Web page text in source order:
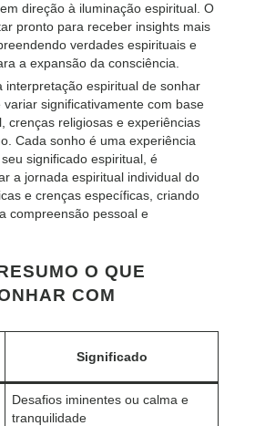
direção à iluminação espiritual. O
pronto para receber insights mais
verdades espirituais e
a expansão da consciência.
interpretação espiritual de sonhar
significativamente com base
crenças religiosas e experiências
Cada sonho é uma experiência
significado espiritual, é
a jornada espiritual individual do
e crenças específicas, criando
compreensão pessoal e
O QUE
COM
Significado
Desafios iminentes ou calma e
tranquilidade